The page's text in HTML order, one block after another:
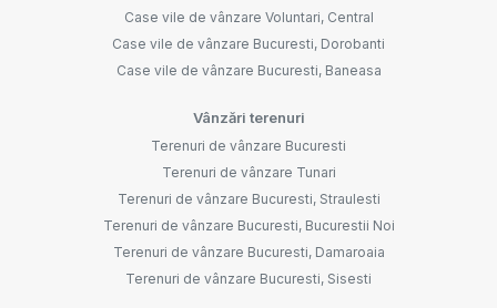
Case vile de vânzare Voluntari, Central
Case vile de vânzare Bucuresti, Dorobanti
Case vile de vânzare Bucuresti, Baneasa
Vânzări terenuri
Terenuri de vânzare Bucuresti
Terenuri de vânzare Tunari
Terenuri de vânzare Bucuresti, Straulesti
Terenuri de vânzare Bucuresti, Bucurestii Noi
Terenuri de vânzare Bucuresti, Damaroaia
Terenuri de vânzare Bucuresti, Sisesti